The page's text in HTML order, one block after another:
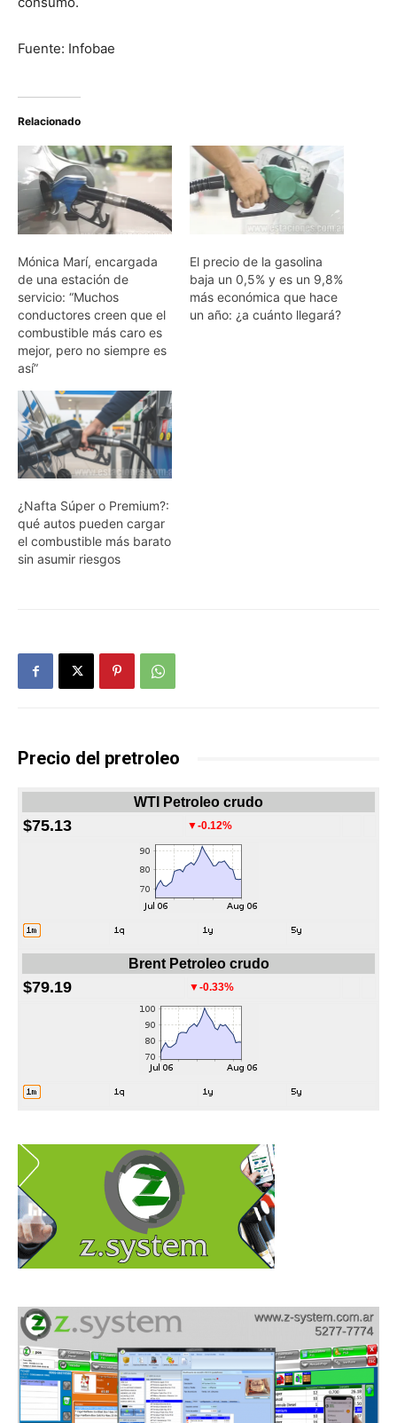
Fuente: Infobae
Relacionado
Mónica Marí, encargada
de una estación de
servicio: “Muchos
conductores creen que el
combustible más caro es
mejor, pero no siempre es
así”
El precio de la gasolina
baja un 0,5% y es un 9,8%
más económica que hace
un año: ¿a cuánto llegará?
¿Nafta Súper o Premium?:
qué autos pueden cargar
el combustible más barato
sin asumir riesgos
Precio del pretroleo
WTI Petroleo crudo
$75.13 ▼-0.12%
Brent Petroleo crudo
$79.19 ▼-0.33%